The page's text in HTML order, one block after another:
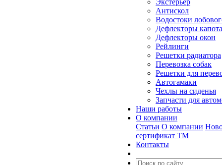
Экстерьер
Антискол
Водостоки
Дефлекторы капота
Дефлекторы окон
Рейлинги
Решетки радиатора
Перевозка собак
Решетки для
Автогамаки
Чехлы на сиденья
Запчасти для
Наши работы
О компании
Статьи О компании
сертификат ТМ
Контакты